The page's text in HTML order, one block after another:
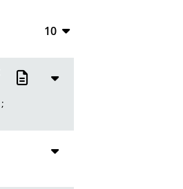
10
20
100
;